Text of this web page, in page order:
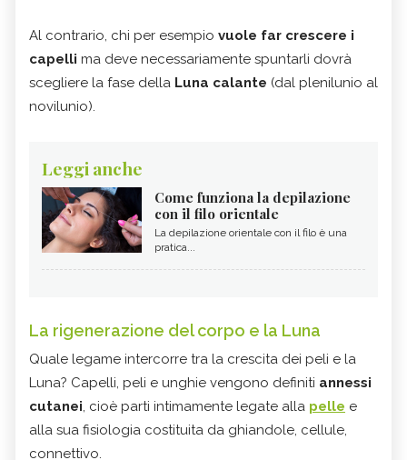
Al contrario, chi per esempio vuole far crescere i
capelli ma deve necessariamente spuntarli dovrà
scegliere la fase della Luna calante (dal plenilunio al
novilunio).
Leggi anche
Come funziona la depilazione
con il filo orientale
La depilazione orientale con il filo è una
pratica...
La rigenerazione del corpo e la Luna
Quale legame intercorre tra la crescita dei peli e la
Luna? Capelli, peli e unghie vengono definiti annessi
cutanei, cioè parti intimamente legate alla pelle e
alla sua fisiologia costituita da ghiandole, cellule,
connettivo.